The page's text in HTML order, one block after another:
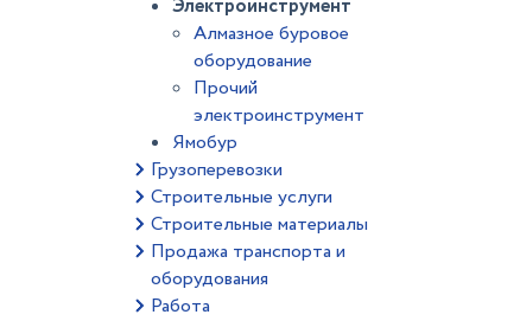
Электроинструмент
Алмазное буровое
оборудование
Прочий
электроинструмент
Ямобур
Грузоперевозки
Строительные услуги
Строительные материалы
Продажа транспорта и
оборудования
Работа